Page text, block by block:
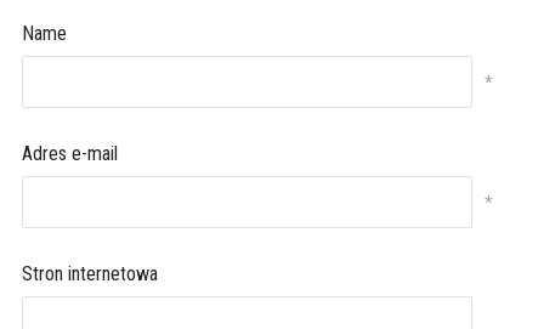
Name
*
Adres e-mail
*
Stron internetowa